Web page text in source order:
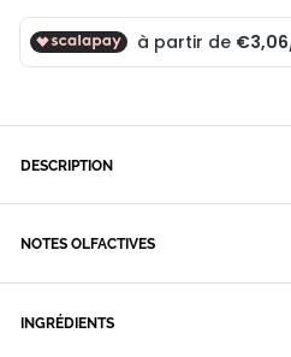
DESCRIPTION
NOTES OLFACTIVES
INGRÉDIENTS